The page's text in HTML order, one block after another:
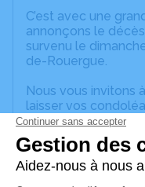
C’est avec une
annonçons le
survenu le
de-Rouergue.
Nous vous invitons
laisser vos
souvenirs, une
à travers des
est un lieu
mémoire de